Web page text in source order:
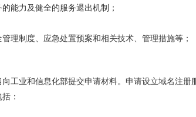
能力及健全的服务退出机制；
理制度、应急处置预案和相关技术、管理措施等；
工业和信息化部提交申请材料。申请设立域名注册
：